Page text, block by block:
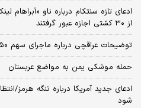
ادعای تازه سنتکام درباره ناو
از ۳۰ کشتی اجازه عبور گرفتند
توضیحات عراقچی درباره ماجرای سهم ۵۰ درصدی ایران از خزر+ فیلم
حمله موشکی یمن به مواضع عربستان
ادعای جدید آمریکا درباره تنگه هرمز/
شود